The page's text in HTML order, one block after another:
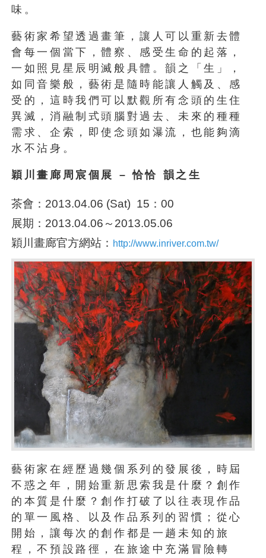
味。
藝術家希望透過畫筆，讓人可以重新去體
會每一個當下，體察、感受生命的起落，
一如照見星辰明滅般具體。韻之「生」，
如同音樂般，藝術是隨時能讓人觸及、感
受的，這時我們可以默觀所有念頭的生住
異滅，消融制式頭腦對過去、未來的種種
需求、企索，即使念頭如瀑流，也能夠滴
水不沾身。
穎川畫廊周宸個展 –恰恰 韻之生
茶會：2013.04.06 (Sat) 15：00
展期：2013.04.06～2013.05.06
穎川畫廊官方網站： http://www.inriver.com.tw/
藝術家在經歷過幾個系列的發展後，時屆
不惑之年，開始重新思索我是什麼？創作
的本質是什麼？創作打破了以往表現作品
的單一風格、以及作品系列的習慣；從心
開始，讓每次的創作都是一趟未知的旅
程，不預設路徑，在旅途中充滿冒險轉